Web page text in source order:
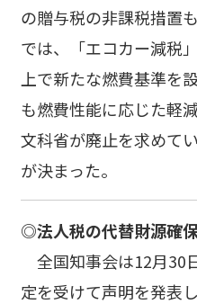
の贈与税の非課税措置
では、「エコカー減税
上で新たな燃費基準を
も燃費性能に応じた軽
文科省が廃止を求めて
が決まった。
◎法人税の代替財源確
全国知事会は12月30
定を受けて声明を発表